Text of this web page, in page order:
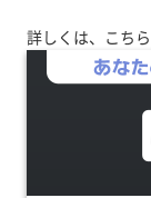
詳しくは、こち